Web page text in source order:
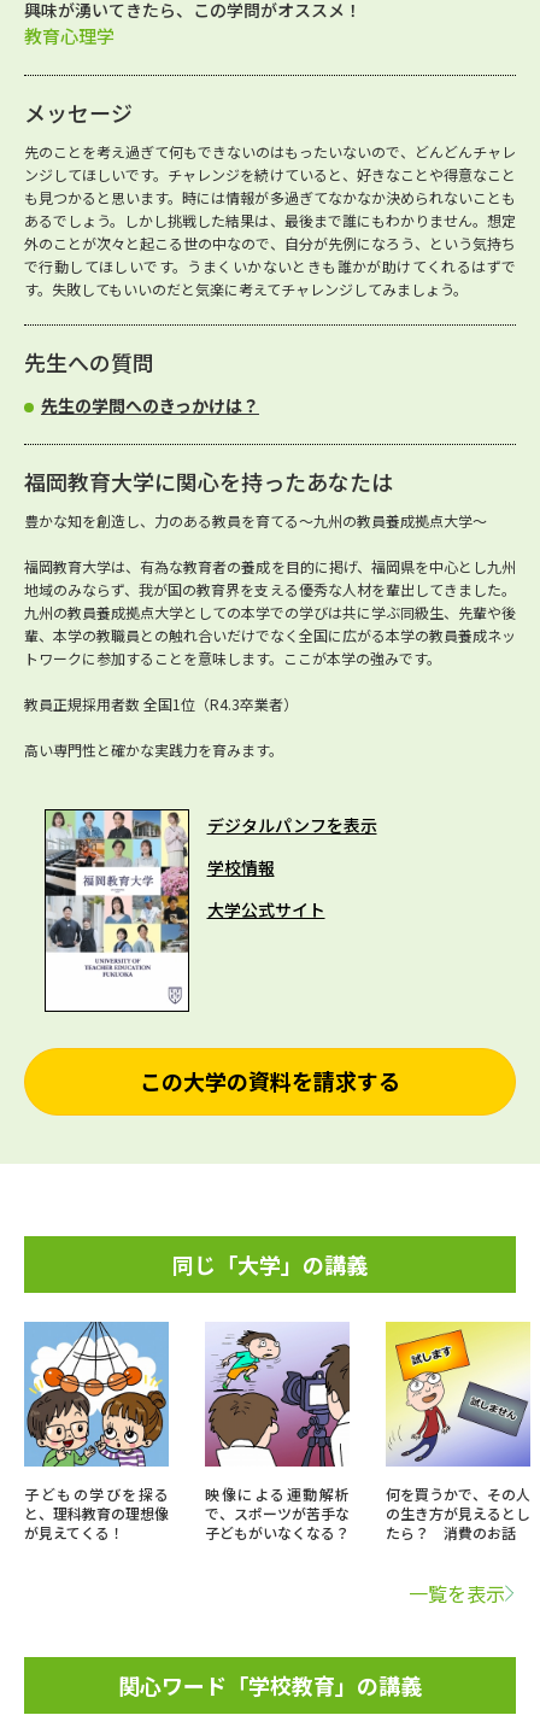
興味が湧いてきたら、この学問がオススメ！
教育心理学
メッセージ
先のことを考え過ぎて何もできないのはもったいないので、どんどんチャレ
ンジしてほしいです。チャレンジを続けていると、好きなことや得意なこと
も見つかると思います。時には情報が多過ぎてなかなか決められないことも
あるでしょう。しかし挑戦した結果は、最後まで誰にもわかりません。想定
外のことが次々と起こる世の中なので、自分が先例になろう、という気持ち
で行動してほしいです。うまくいかないときも誰かが助けてくれるはずで
す。失敗してもいいのだと気楽に考えてチャレンジしてみましょう。
先生への質問
先生の学問へのきっかけは？
福岡教育大学に関心を持ったあなたは
豊かな知を創造し、力のある教員を育てる～九州の教員養成拠点大学～
福岡教育大学は、有為な教育者の養成を目的に掲げ、福岡県を中心とし九州
地域のみならず、我が国の教育界を支える優秀な人材を輩出してきました。
九州の教員養成拠点大学としての本学での学びは共に学ぶ同級生、先輩や後
輩、本学の教職員との触れ合いだけでなく全国に広がる本学の教員養成ネッ
トワークに参加することを意味します。ここが本学の強みです。
教員正規採用者数 全国1位（R4.3卒業者）
高い専門性と確かな実践力を育みます。
デジタルパンフを表示
学校情報
大学公式サイト
この大学の資料を請求する
同じ「大学」の講義
子どもの学びを探る
と、理科教育の理想像
が見えてくる！
映像による運動解析
で、スポーツが苦手な
子どもがいなくなる？
何を買うかで、その人
の生き方が見えるとし
たら？ 消費のお話
一覧を表示
関心ワード「学校教育」の講義